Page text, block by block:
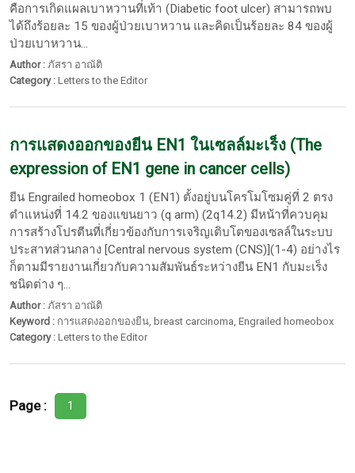
คือการเกิดแผลเบาหวานที่เท้า (Diabetic foot ulcer) สามารถพบ
ได้ถึงร้อยละ 15 ของผู้ป่วยเบาหวาน และคิดเป็นร้อยละ 84 ของผู้
ป่วยเบาหวาน...
Author : ภัสรา อาณัติ
Category : Letters to the Editor
การแสดงออกของยีน EN1 ในเซลล์มะเร็ง (The
expression of EN1 gene in cancer cells)
ยีน Engrailed homeobox 1 (EN1) ตั้งอยู่บนโครโมโซมคู่ที่ 2 ตรง
ตำแหน่งที่ 14.2 ของแขนยาว (q arm) (2q14.2) มีหน้าที่ควบคุม
การสร้างโปรตีนที่เกี่ยวข้องกับการเจริญเติบโตของเซลล์ในระบบ
ประสาทส่วนกลาง [Central nervous system (CNS)](1-4) อย่างไร
ก็ตามมีรายงานเกี่ยวกับความสัมพันธ์ระหว่างยีน EN1 กับมะเร็ง
ชนิดต่าง ๆ...
Author : ภัสรา อาณัติ
Keyword : การแสดงออกของยีน breast carcinoma ,Engrailed homeobox
Category : Letters to the Editor
Page : 1